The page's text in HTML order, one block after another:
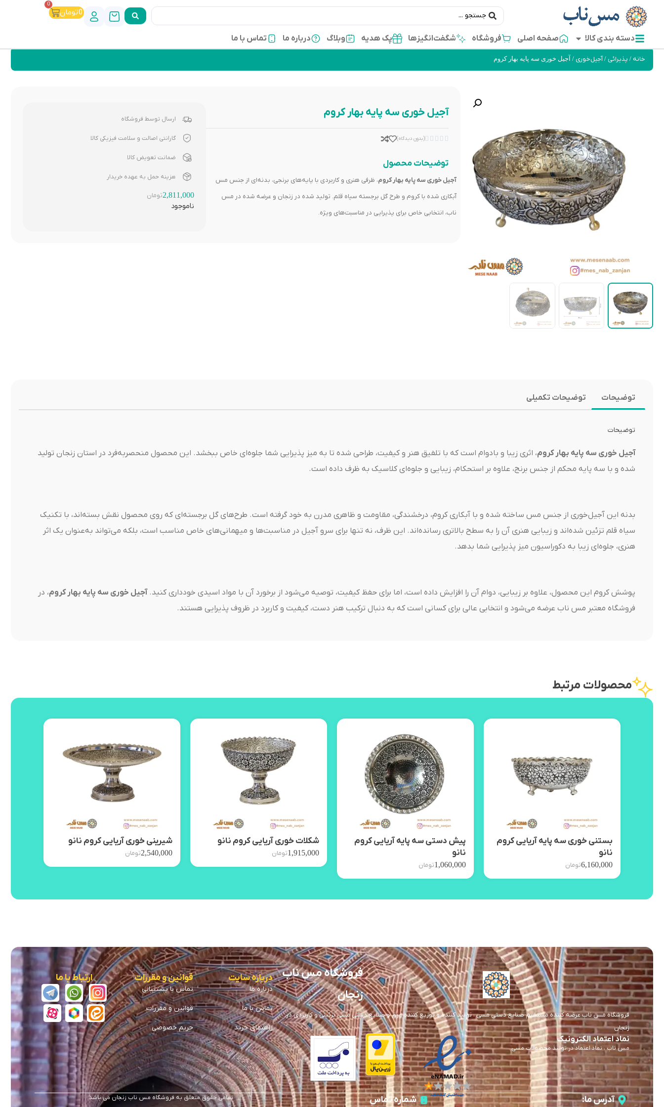
0تومان
0
دسته بندی کالا صفحه اصلی فروشگاه شگفت‌انگیزها پک هدیه وبلاگ درباره ما تماس با ما
خانه / پذیرائی /آجیل‌خوری / آجیل خوری سه پایه بهار کروم
آجیل خوری سه پایه بهار کروم




(بدون دیدگاه)
توضیحات محصول
آجیل خوری سه پایه بهار کروم، ظرفی هنری و کاربردی با پایه‌های برنجی، بدنه‌ای از جنس مس
آبکاری شده با کروم و طرح گل برجسته سیاه قلم. تولید شده در زنجان و عرضه شده در مس
ناب، انتخابی خاص برای پذیرایی در مناسبت‌های ویژه.
ارسال توسط فروشگاه
گارانتی اصالت و سلامت فیزیکی کالا
ضمانت تعویض کالا
هزینه حمل به عهده خریدار
2,811,000تومان
ناموجود
توضیحات توضیحات تکمیلی
توضیحات
آجیل خوری سه پایه بهار کروم، اثری زیبا و بادوام است که با تلفیق هنر و کیفیت، طراحی شده تا به میز پذیرایی شما جلوه‌ای خاص ببخشد. این محصول منحصربه‌فرد در استان زنجان تولید
شده و با سه پایه محکم از جنس برنج، علاوه بر استحکام، زیبایی و جلوه‌ای کلاسیک به ظرف داده است.
بدنه این آجیل‌خوری از جنس مس ساخته شده و با آبکاری کروم، درخشندگی، مقاومت و ظاهری مدرن به خود گرفته است. طرح‌های گل برجسته‌ای که روی محصول نقش بسته‌اند، با تکنیک
سیاه قلم تزئین شده‌اند و زیبایی هنری آن را به سطح بالاتری رسانده‌اند. این ظرف، نه تنها برای سرو آجیل در مناسبت‌ها و میهمانی‌های خاص مناسب است، بلکه می‌تواند به‌عنوان یک اثر
هنری، جلوه‌ای زیبا به دکوراسیون میز پذیرایی شما بدهد.
پوشش کروم این محصول، علاوه بر زیبایی، دوام آن را افزایش داده است، اما برای حفظ کیفیت، توصیه می‌شود از برخورد آن با مواد اسیدی خودداری کنید.آجیل خوری سه پایه بهار کروم، در
فروشگاه معتبر مس ناب عرضه می‌شود و انتخابی عالی برای کسانی است که به دنبال ترکیب هنر دست، کیفیت و کاربرد در ظروف پذیرایی هستند.
محصولات مرتبط
بستنی خوری سه پایه آریایی کروم
نانو
6,160,000تومان
پیش دستی سه پایه آریایی کروم
نانو
1,060,000تومان
شکلات خوری آریایی کروم نانو
1,915,000تومان
شیرینی خوری آریایی کروم نانو
2,540,000تومان
فروشگاه مس ناب
زنجان
فروشگاه مس ناب عرضه کننده مستقیم صنایع دستی مسی ، تولید کننده و توزیع کننده ورق و صنایع دستی مسی تزئینی و کاربردی در
زنجان
نماد اعتماد الکترونیک
مس ناب ، نماد اعتماد در تولید محصولات مسی
درباره سایت
درباره ما
تماس با ما
راهنمای خرید
قوانین و مقررات
تماس با پشتیبانی
قوانین و مقررات
حریم خصوصی
ارتباط با ما
آدرس ما: شماره تماس تمامی حقوق متعلق به فروشگاه مس ناب زنجان می باشد.